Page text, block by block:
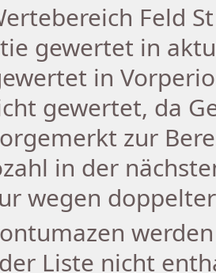
Feld
gewertet in
in
gewertet, da
zur
in der
wegen
Liste nicht